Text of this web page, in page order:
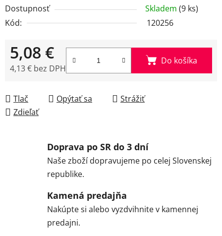
Dostupnosť Skladem (9 ks)
Kód:
120256
5,08 €
4,13 € bez DPH
Do košíka
Tlač Opýtať sa
Strážiť
Zdieľať
Doprava po SR do 3 dní
Naše zboží dopravujeme po celej Slovenskej
republike.
Kamená predajňa
Nakúpte si alebo vyzdvihnite v kamennej
predajni.